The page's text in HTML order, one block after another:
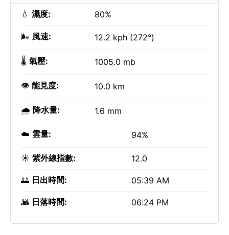
💧 濕度: 80%
🌬️ 風速: 12.2 kph (272°)
🌡️ 氣壓: 1005.0 mb
👁️ 能見度: 10.0 km
🌧️ 降水量: 1.6 mm
☁️ 雲量: 94%
☀️ 紫外線指數: 12.0
🌅 日出時間: 05:39 AM
🌇 日落時間: 06:24 PM